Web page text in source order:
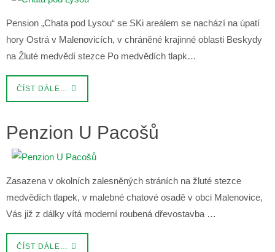
Pension „Chata pod Lysou“ se SKi areálem se nachází na úpatí
hory Ostrá v Malenovicích, v chráněné krajinné oblasti Beskydy
na Žluté medvědí stezce Po medvědích tlapk…
ČÍST DÁLE…
Penzion U Pacošů
Zasazena v okolních zalesněných stráních na žluté stezce
medvědích tlapek, v malebné chatové osadě v obci Malenovice,
Vás již z dálky vítá moderní roubená dřevostavba …
ČÍST DÁLE…